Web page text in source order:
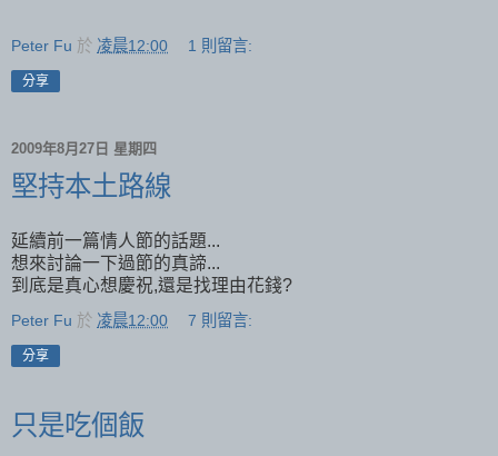
Peter Fu 於 凌晨12:00 1 則留言:
分享
2009年8月27日 星期四
堅持本土路線
延續前一篇情人節的話題...
想來討論一下過節的真諦...
到底是真心想慶祝,還是找理由花錢?
Peter Fu 於 凌晨12:00 7 則留言:
分享
只是吃個飯